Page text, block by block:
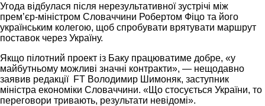
Угода відбулася після нерезультативної зустрічі між
прем’єр-міністром Словаччини Робертом Фіцо та його
українським колегою, щоб спробувати врятувати маршрут
поставок через Україну.
Якщо пілотний проект із Баку працюватиме добре, «у
майбутньому можливі значні контракти», — нещодавно
заявив редакції FT Володимир Шимоняк, заступник
міністра економіки Словаччини. «Що стосується України, то
переговори тривають, результати невідомі».